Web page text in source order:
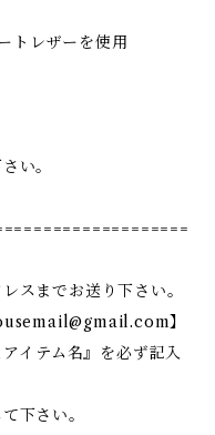
トレザーを使用
い。
スまでお送り下さい。
】
イテム名』を必ず記入
下さい。